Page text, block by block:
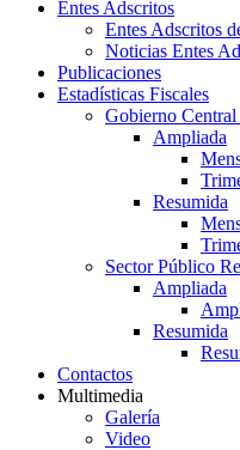
Entes Adscritos
Entes Adscritos
Noticias Entes
Publicaciones
Estadísticas Fiscales
Gobierno Central
Ampliada
Resumida
Sector Público
Ampliada
Resumida
Contactos
Multimedia
Galería
Video